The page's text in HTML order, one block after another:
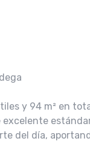
y 94 m² en
del día,